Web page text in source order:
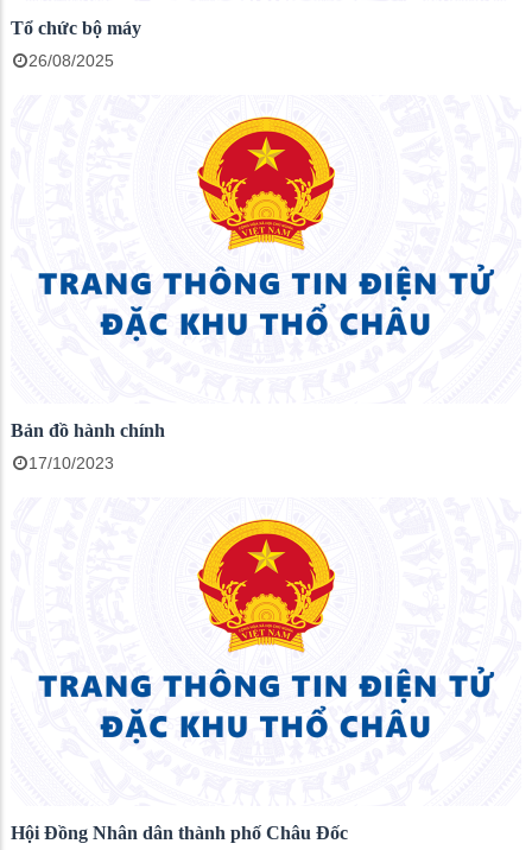
Tổ chức bộ máy
26/08/2025
Bản đồ hành chính
17/10/2023
Hội Đồng Nhân dân thành phố Châu Đốc